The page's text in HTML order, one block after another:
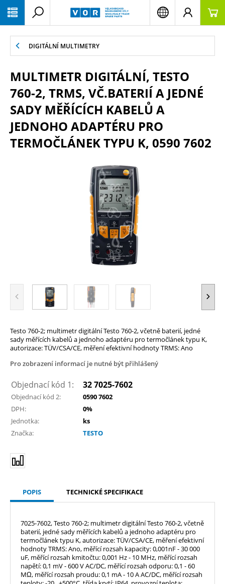
DIGITÁLNÍ MULTIMETRY
MULTIMETR DIGITÁLNÍ, TESTO
760-2, TRMS, VČ.BATERIÍ A JEDNÉ
SADY MĚŘÍCÍCH KABELŮ A
JEDNOHO ADAPTÉRU PRO
TERMOČLÁNEK TYPU K, 0590 7602
Testo 760-2; multimetr digitální Testo 760-2, včetně baterií, jedné
sady měřících kabelů a jednoho adaptéru pro termočlánek typu K,
autorizace: TÜV/CSA/CE, měření efektivní hodnoty TRMS: Ano
Pro zobrazení informací je nutné být přihlášený
Objednací kód 1: 32 7025-7602
Objednací kód 2:
0590 7602
DPH:
0%
Jednotka:
ks
Značka:
TESTO
POPIS TECHNICKÉ SPECIFIKACE
7025-7602, Testo 760-2; multimetr digitální Testo 760-2, včetně
baterií, jedné sady měřících kabelů a jednoho adaptéru pro
termočlánek typu K, autorizace: TÜV/CSA/CE, měření efektivní
hodnoty TRMS: Ano, měřící rozsah kapacity: 0,001nF - 30 000
uF, měřící rozsah kmitočtu: 0,001 Hz - 10 MHz, měřící rozsah
napětí: 0,1 mV - 600 V AC/DC, měřící rozsah odporu: 0,1 - 60
MΩ, měřící rozsah proudu: 0,1 mA - 10 A AC/DC, měřící rozsah